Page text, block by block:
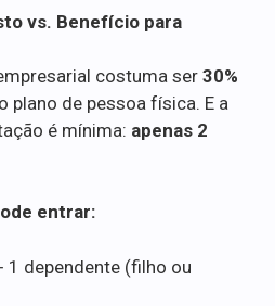
vs. Benefício para
costuma ser 30%
plano de pessoa física. E a
é mínima: apenas 2
entrar:
1 dependente (filho ou